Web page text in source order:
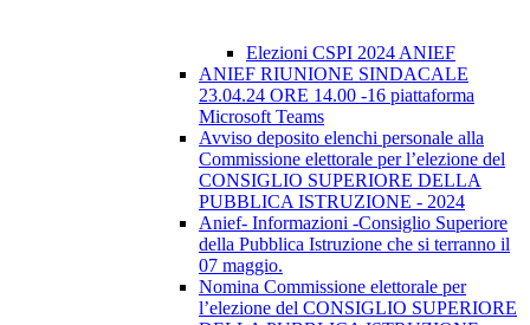
Elezioni CSPI 2024 ANIEF
ANIEF RIUNIONE SINDACALE
23.04.24 ORE 14.00 -16 piattaforma
Microsoft Teams
Avviso deposito elenchi personale alla
Commissione elettorale per l’elezione del
CONSIGLIO SUPERIORE DELLA
PUBBLICA ISTRUZIONE - 2024
Anief- Informazioni -Consiglio Superiore
della Pubblica Istruzione che si terranno il
07 maggio.
Nomina Commissione elettorale per
l’elezione del CONSIGLIO SUPERIORE